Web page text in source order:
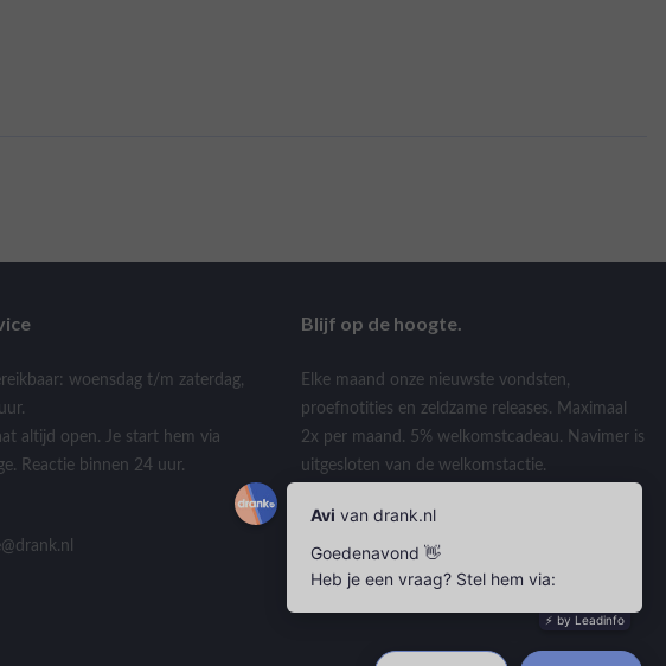
woensdag t/m zaterdag,
altijd open. Je start hem via
Reactie binnen 24 uur.
Blijf op de hoogte.
Elke maand onze nieuwste vondsten,
proefnotities en zeldzame releases. Maximaal
2x per maand. 5% welkomstcadeau. Navimer is
uitgesloten van de welkomstactie.